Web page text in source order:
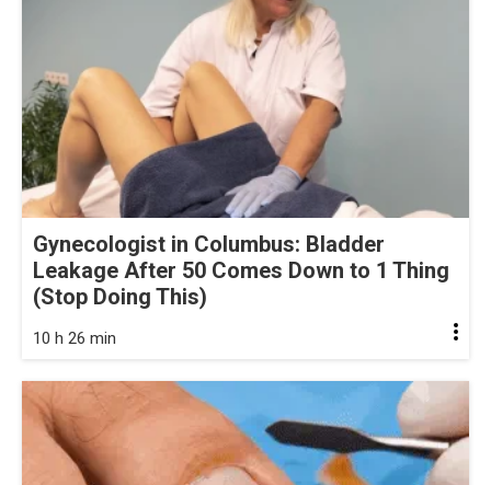
Gynecologist in Columbus: Bladder
Leakage After 50 Comes Down to 1 Thing
(Stop Doing This)
10 h 26 min